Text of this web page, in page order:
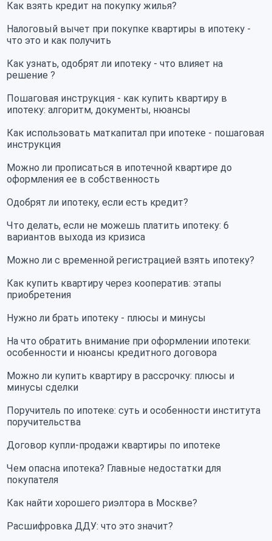
Как взять кредит на покупку жилья?
Налоговый вычет при покупке квартиры в ипотеку -
что это и как получить
Как узнать, одобрят ли ипотеку - что влияет на
решение ?
Пошаговая инструкция - как купить квартиру в
ипотеку: алгоритм, документы, нюансы
Как использовать маткапитал при ипотеке - пошаговая
инструкция
Можно ли прописаться в ипотечной квартире до
оформления ее в собственность
Одобрят ли ипотеку, если есть кредит?
Что делать, если не можешь платить ипотеку: 6
вариантов выхода из кризиса
Можно ли с временной регистрацией взять ипотеку?
Как купить квартиру через кооператив: этапы
приобретения
Нужно ли брать ипотеку - плюсы и минусы
На что обратить внимание при оформлении ипотеки:
особенности и нюансы кредитного договора
Можно ли купить квартиру в рассрочку: плюсы и
минусы сделки
Поручитель по ипотеке: суть и особенности института
поручительства
Договор купли-продажи квартиры по ипотеке
Чем опасна ипотека? Главные недостатки для
покупателя
Как найти хорошего риэлтора в Москве?
Расшифровка ДДУ: что это значит?